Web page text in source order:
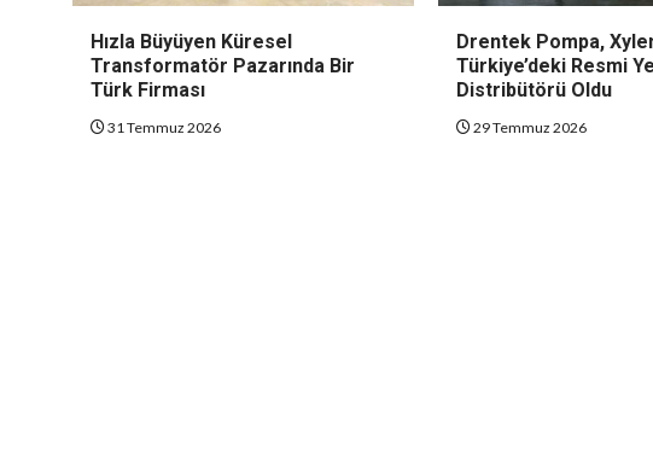
Hızla Büyüyen Küresel
Transformatör Pazarında Bir
Türk Firması
31 Temmuz 2026
Drentek Pompa,
Türkiye’deki Resmi
Distribütörü Oldu
29 Temmuz 2026